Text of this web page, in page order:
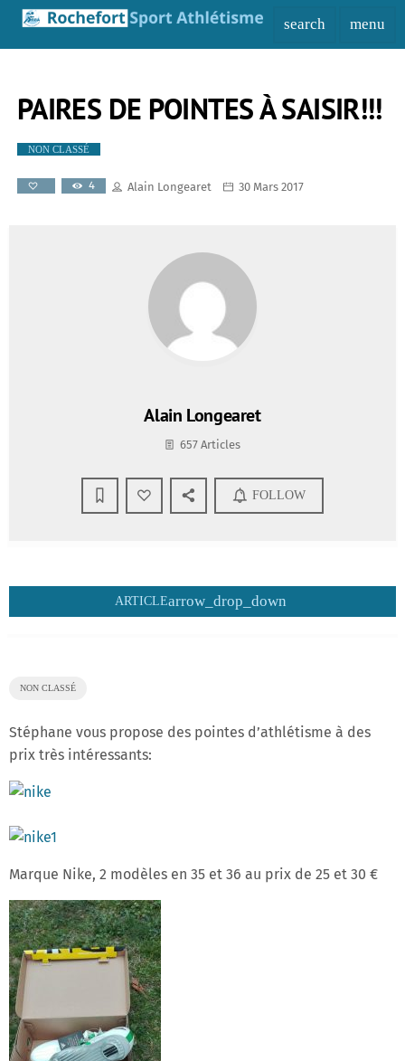
search menu
PAIRES DE POINTES À SAISIR!!!
NON CLASSÉ
4 Alain Longearet 30 Mars 2017
Alain Longearet
657 Articles
FOLLOW
ARTICLEarrow_drop_down
NON CLASSÉ
Stéphane vous propose des pointes d’athlétisme à des
prix très intéressants:
Marque Nike, 2 modèles en 35 et 36 au prix de 25 et 30 €